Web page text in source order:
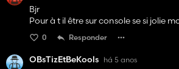
Bjr
Pour à t il être sur console se si jolie
0 Responder
OBsTizEtBeKools há 5 anos